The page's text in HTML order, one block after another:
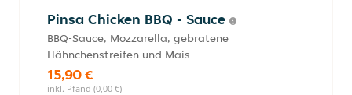
Pinsa Chicken BBQ - Sauce
BBQ-Sauce, Mozzarella, gebratene
Hähnchenstreifen und Mais
15,90 €
inkl. Pfand (0,00 €)